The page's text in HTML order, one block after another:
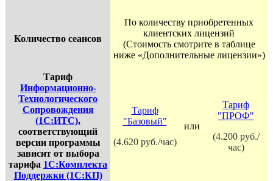
Количество сеансов
По количеству приобретенных
клиентских лицензий
(Стоимость смотрите в таблице
ниже «Дополнительные лицензии»)
Тариф
Информационно-
Технологического
Сопровождения
(1С:ИТС),
соответствующий
версии программы
зависит от выбора
тарифа 1С:Комплекта
Поддержки (1С:КП)
Тариф
"Базовый"
(4.620 руб./час)
или
Тариф
"ПРОФ"
(4.200 руб./
час)